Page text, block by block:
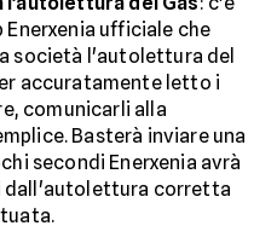
Enerxenia ufficiale che
società l'autolettura del
accuratamente letto i
comunicarli alla
Basterà inviare una
secondi Enerxenia avrà
dall'autolettura corretta